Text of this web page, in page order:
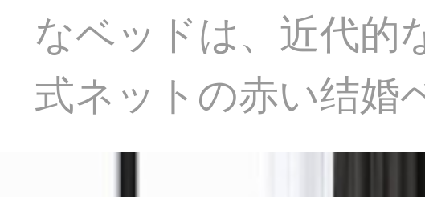
なベッドは、近代的
式ネットの赤い结婚